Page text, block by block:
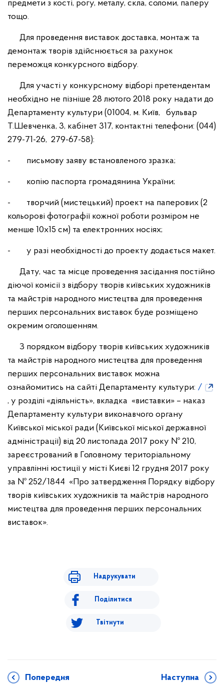
предмети з кості, рогу, металу, скла, соломи, паперу
тощо.
Для проведення виставок доставка, монтаж та
демонтаж творів здійснюється за рахунок
переможця конкурсного відбору.
Для участі у конкурсному відборі претендентам
необхідно не пізніше 28 лютого 2018 року надати до
Департаменту культури (01004, м. Київ, бульвар
Т.Шевченка, 3, кабінет 317, контактні телефони: (044)
279-71-26, 279-67-58):
- письмову заяву встановленого зразка;
- копію паспорта громадянина України;
- творчий (мистецький) проект на паперових (2
кольорові фотографії кожної роботи розміром не
менше 10х15 см) та електронних носіях;
- у разі необхідності до проекту додається макет.
Дату, час та місце проведення засідання постійно
діючої комісії з відбору творів київських художників
та майстрів народного мистецтва для проведення
перших персональних виставок буде розміщено
окремим оголошенням.
З порядком відбору творів київських художників
та майстрів народного мистецтва для проведення
перших персональних виставок можна
ознайомитись на сайті Департаменту культури: /
, у розділі «діяльність», вкладка «виставки» – наказ
Департаменту культури виконавчого органу
Київської міської ради (Київської міської державної
адміністрації) від 20 листопада 2017 року № 210,
зареєстрований в Головному територіальному
управлінні юстиції у місті Києві 12 грудня 2017 року
за № 252/1844 «Про затвердження Порядку відбору
творів київських художників та майстрів народного
мистецтва для проведення перших персональних
виставок».
Надрукувати
Поділитися
Твітнути
Попередня Наступна